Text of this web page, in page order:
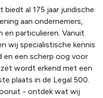
al 175 jaar juridische
aan ondernemers,
en particulieren. Vanuit
wij specialistische kennis
en een scherp oog voor
wordt erkend met een
plaats in de Legal 500.
- ontdek wat wij